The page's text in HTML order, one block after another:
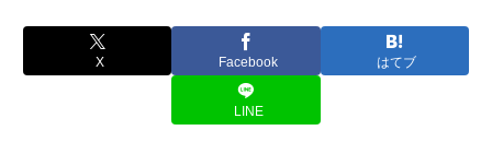
X Facebook はてブ
LINE